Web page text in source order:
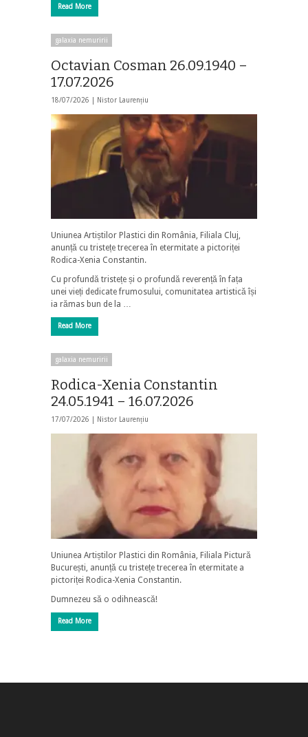
Read More
galaxia nemuririi
Octavian Cosman 26.09.1940 –
17.07.2026
18/07/2026 | Nistor Laurențiu
Uniunea Artiștilor Plastici din România, Filiala Cluj,
anunță cu tristețe trecerea în etermitate a pictoriței
Rodica-Xenia Constantin.
Cu profundă tristețe și o profundă reverență în fața
unei vieți dedicate frumosului, comunitatea artistică își
ia rămas bun de la …
Read More
galaxia nemuririi
Rodica-Xenia Constantin
24.05.1941 – 16.07.2026
17/07/2026 | Nistor Laurențiu
Uniunea Artiștilor Plastici din România, Filiala Pictură
București, anunță cu tristețe trecerea în etermitate a
pictoriței Rodica-Xenia Constantin.
Dumnezeu să o odihnească!
Read More